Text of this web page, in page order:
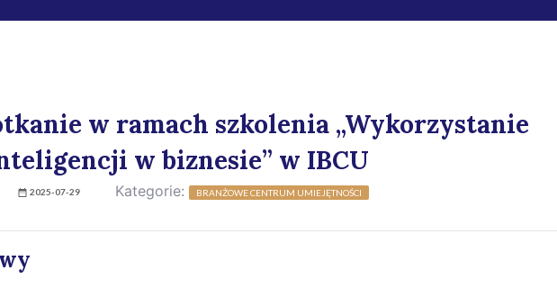
w ramach szkolenia „Wykorzystanie
w biznesie” w IBCU
2025-07-29 Kategorie: BRANŻOWE CENTRUM UMIEJĘTNOŚCI